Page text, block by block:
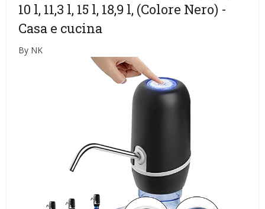
10 l, 11,3 l, 15 l, 18,9 l, (Colore Nero) -
Casa e cucina
By NK